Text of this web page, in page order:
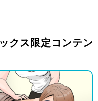
クス限定コンテン